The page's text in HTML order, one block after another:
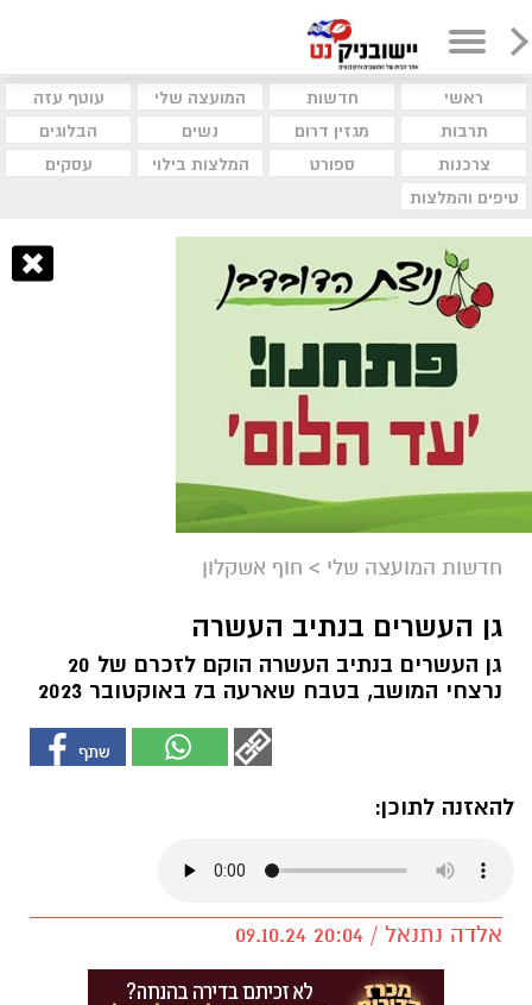
ראשי חדשות המועצה שלי
עוטף עזה
תרבות
מגזין דרום נשים
הבלוגים
צרכנות
ספורט המלצות בילוי
עסקים
טיפים והמלצות
חדשות המועצה שלי > חוף אשקלון
גן העשרים בנתיב העשרה
גן העשרים בנתיב העשרה הוקם לזכרם של 20
נרצחי המושב, בטבח שארעה ב7 באוקטובר 2023
להאזנה לתוכן:
אלדה נתנאל / 20:04 09.10.24